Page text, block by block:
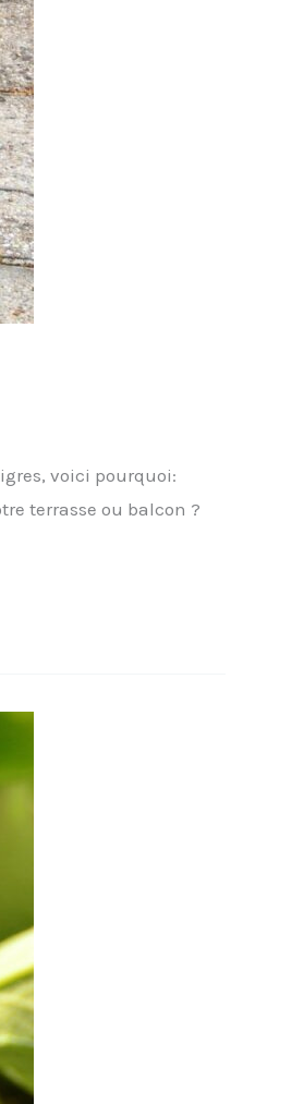
voici pourquoi:
terrasse ou balcon ?